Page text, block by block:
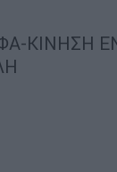
ΚΙΝΗΣΗ